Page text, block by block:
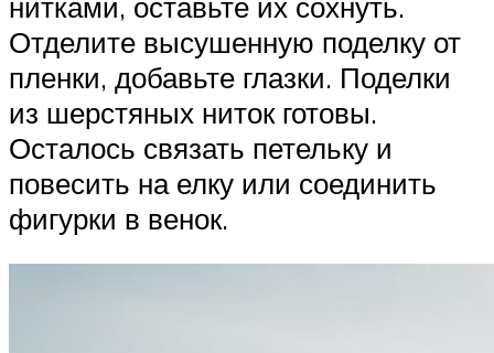
Отделите высушенную поделку от
пленки, добавьте глазки. Поделки
из шерстяных ниток готовы.
Осталось связать петельку и
повесить на елку или соединить
фигурки в венок.